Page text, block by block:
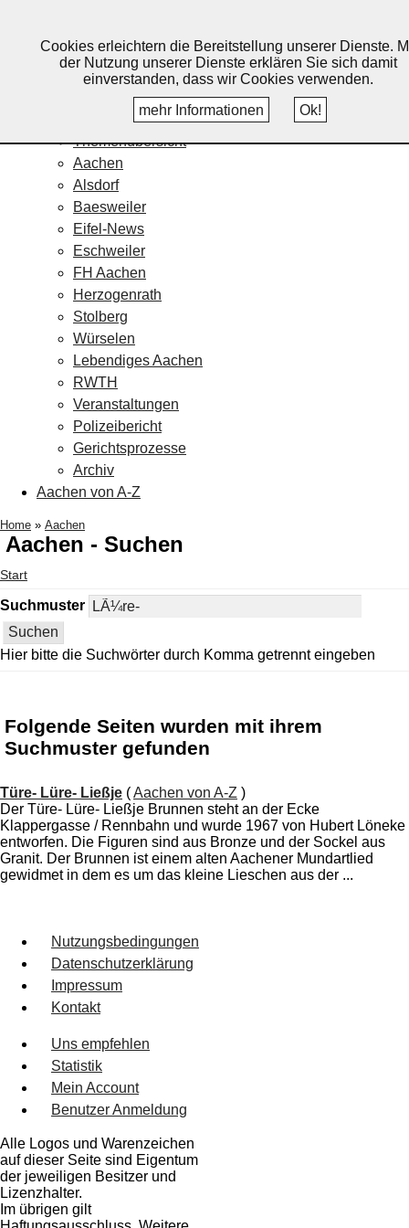
Home
Veranstaltungskalender
Themenübersicht
Aachen
Alsdorf
Baesweiler
Eifel-News
Eschweiler
FH Aachen
Herzogenrath
Stolberg
Würselen
Lebendiges Aachen
RWTH
Veranstaltungen
Polizeibericht
Gerichtsprozesse
Archiv
Aachen von A-Z
Home » Aachen
Aachen - Suchen
Start
Suchmuster
Hier bitte die Suchwörter durch Komma getrennt eingeben
Folgende Seiten wurden mit ihrem
Suchmuster gefunden
Türe- Lüre- Ließje (Aachen von A-Z )
Der Türe- Lüre- Ließje Brunnen steht an der Ecke
Klappergasse / Rennbahn und wurde 1967 von Hubert Löneke
entworfen. Die Figuren sind aus Bronze und der Sockel aus
Granit. Der Brunnen ist einem alten Aachener Mundartlied
gewidmet in dem es um das kleine Lieschen aus der ...
Nutzungsbedingungen
Datenschutzerklärung
Impressum
Kontakt
Uns empfehlen
Statistik
Mein Account
Benutzer Anmeldung
Alle Logos und Warenzeichen
auf dieser Seite sind Eigentum
der jeweiligen Besitzer und
Lizenzhalter.
Im übrigen gilt
Cookies erleichtern die Bereitstellung unserer Dienste.
der Nutzung unserer Dienste erklären Sie sich damit
einverstanden, dass wir Cookies verwenden.
mehr Informationen
Ok!